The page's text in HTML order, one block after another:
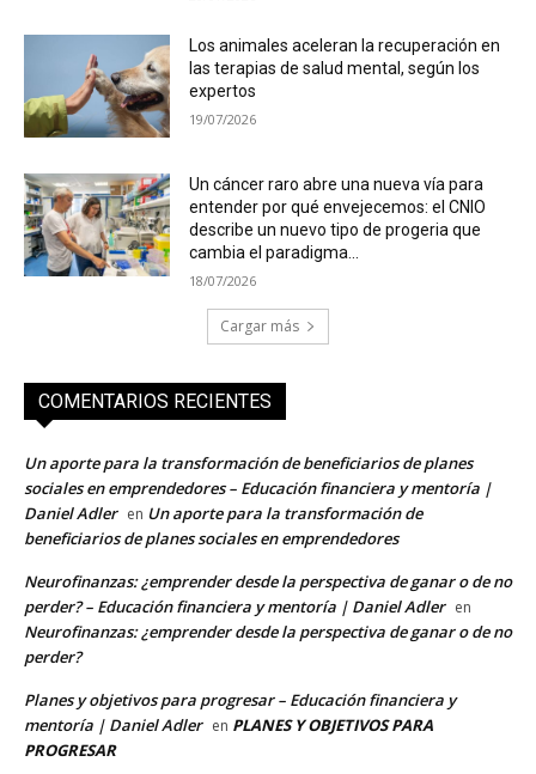
Los animales aceleran la recuperación en
las terapias de salud mental, según los
expertos
19/07/2026
Un cáncer raro abre una nueva vía para
entender por qué envejecemos: el CNIO
describe un nuevo tipo de progeria que
cambia el paradigma...
18/07/2026
Cargar más
COMENTARIOS RECIENTES
Un aporte para la transformación de beneficiarios de planes
sociales en emprendedores – Educación financiera y mentoría |
Daniel Adler en Un aporte para la transformación de
beneficiarios de planes sociales en emprendedores
Neurofinanzas: ¿emprender desde la perspectiva de ganar o de no
perder? – Educación financiera y mentoría | Daniel Adler en
Neurofinanzas: ¿emprender desde la perspectiva de ganar o de no
perder?
Planes y objetivos para progresar – Educación financiera y
mentoría | Daniel Adler en PLANES Y OBJETIVOS PARA
PROGRESAR